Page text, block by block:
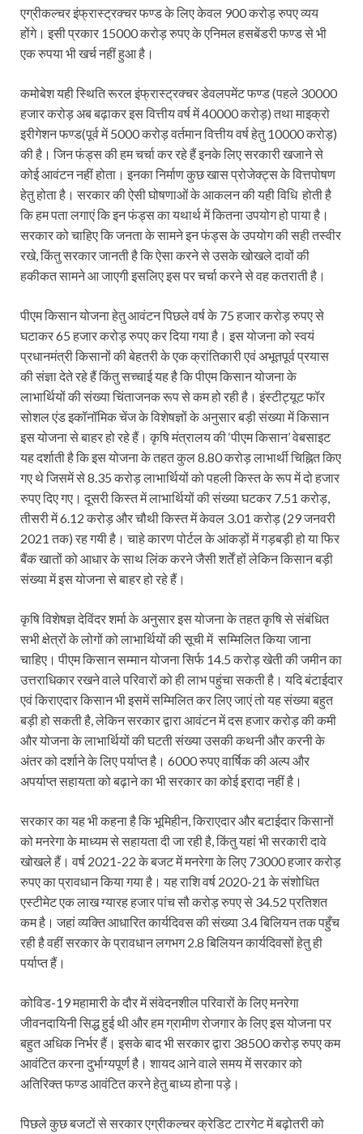
एग्रीकल्चर इंफ्रास्ट्रक्चर फण्ड के लिए केवल 900 करोड़ रुपए व्यय
होंगे। इसी प्रकार 15000 करोड़ रुपए के एनिमल हसबेंडरी फण्ड से भी
एक रुपया भी खर्च नहीं हुआ है।
कमोबेश यही स्थिति रूरल इंफ्रास्ट्रक्चर डेवलपमेंट फण्ड (पहले 30000
हजार करोड़ अब बढ़ाकर इस वित्तीय वर्ष में 40000 करोड़) तथा माइक्रो
इरीगेशन फण्ड(पूर्व में 5000 करोड़ वर्तमान वित्तीय वर्ष हेतु 10000 करोड़)
की है। जिन फंड्स की हम चर्चा कर रहे हैं इनके लिए सरकारी खजाने से
कोई आवंटन नहीं होता। इनका निर्माण कुछ खास प्रोजेक्ट्स के वित्तपोषण
हेतु होता है। सरकार की ऐसी घोषणाओं के आकलन की यही विधि होती है
कि हम पता लगाएं कि इन फंड्स का यथार्थ में कितना उपयोग हो पाया है।
सरकार को चाहिए कि जनता के सामने इन फंड्स के उपयोग की सही तस्वीर
रखे, किंतु सरकार जानती है कि ऐसा करने से उसके खोखले दावों की
हकीकत सामने आ जाएगी इसलिए इस पर चर्चा करने से वह कतराती है।
पीएम किसान योजना हेतु आवंटन पिछले वर्ष के 75 हजार करोड़ रुपए से
घटाकर 65 हजार करोड़ रुपए कर दिया गया है। इस योजना को स्वयं
प्रधानमंत्री किसानों की बेहतरी के एक क्रांतिकारी एवं अभूतपूर्व प्रयास
की संज्ञा देते रहे हैं किंतु सच्चाई यह है कि पीएम किसान योजना के
लाभार्थियों की संख्या चिंताजनक रूप से कम हो रही है। इंस्टीट्यूट फॉर
सोशल एंड इकॉनॉमिक चेंज के विशेषज्ञों के अनुसार बड़ी संख्या में किसान
इस योजना से बाहर हो रहे हैं। कृषि मंत्रालय की ‘पीएम किसान’ वेबसाइट
यह दर्शाती है कि इस योजना के तहत कुल 8.80 करोड़ लाभार्थी चिह्नित किए
गए थे जिसमें से 8.35 करोड़ लाभार्थियों को पहली किस्त के रूप में दो हजार
रुपए दिए गए। दूसरी किस्त में लाभार्थियों की संख्या घटकर 7.51 करोड़,
तीसरी में 6.12 करोड़ और चौथी किस्त में केवल 3.01 करोड़ (29 जनवरी
2021 तक) रह गयी है। चाहे कारण पोर्टल के आंकड़ों में गड़बड़ी हो या फिर
बैंक खातों को आधार के साथ लिंक करने जैसी शर्तें हों लेकिन किसान बड़ी
संख्या में इस योजना से बाहर हो रहे हैं।
कृषि विशेषज्ञ देविंदर शर्मा के अनुसार इस योजना के तहत कृषि से संबंधित
सभी क्षेत्रों के लोगों को लाभार्थियों की सूची में सम्मिलित किया जाना
चाहिए। पीएम किसान सम्मान योजना सिर्फ 14.5 करोड़ खेती की जमीन का
उत्तराधिकार रखने वाले परिवारों को ही लाभ पहुंचा सकती है। यदि बंटाईदार
एवं किराएदार किसान भी इसमें सम्मिलित कर लिए जाएं तो यह संख्या बहुत
बड़ी हो सकती है, लेकिन सरकार द्वारा आवंटन में दस हजार करोड़ की कमी
और योजना के लाभार्थियों की घटती संख्या उसकी कथनी और करनी के
अंतर को दर्शाने के लिए पर्याप्त है। 6000 रुपए वार्षिक की अल्प और
अपर्याप्त सहायता को बढ़ाने का भी सरकार का कोई इरादा नहीं है।
सरकार का यह भी कहना है कि भूमिहीन, किराएदार और बटाईदार किसानों
को मनरेगा के माध्यम से सहायता दी जा रही है, किंतु यहां भी सरकारी दावे
खोखले हैं। वर्ष 2021-22 के बजट में मनरेगा के लिए 73000 हजार करोड़
रुपए का प्रावधान किया गया है। यह राशि वर्ष 2020-21 के संशोधित
एस्टीमेट एक लाख ग्यारह हजार पांच सौ करोड़ रुपए से 34.52 प्रतिशत
कम है। जहां व्‍यक्ति आधारित कार्यदिवस की संख्या 3.4 बिलियन तक पहुँच
रही है वहीं सरकार के प्रावधान लगभग 2.8 बिलियन कार्यदिवसों हेतु ही
पर्याप्त हैं।
कोविड-19 महामारी के दौर में संवेदनशील परिवारों के लिए मनरेगा
जीवनदायिनी सिद्ध हुई थी और हम ग्रामीण रोजगार के लिए इस योजना पर
बहुत अधिक निर्भर हैं। इसके बाद भी सरकार द्वारा 38500 करोड़ रुपए कम
आवंटित करना दुर्भाग्यपूर्ण है। शायद आने वाले समय में सरकार को
अतिरिक्त फण्ड आवंटित करने हेतु बाध्य होना पड़े।
पिछले कुछ बजटों से सरकार एग्रीकल्चर क्रेडिट टारगेट में बढ़ोतरी को